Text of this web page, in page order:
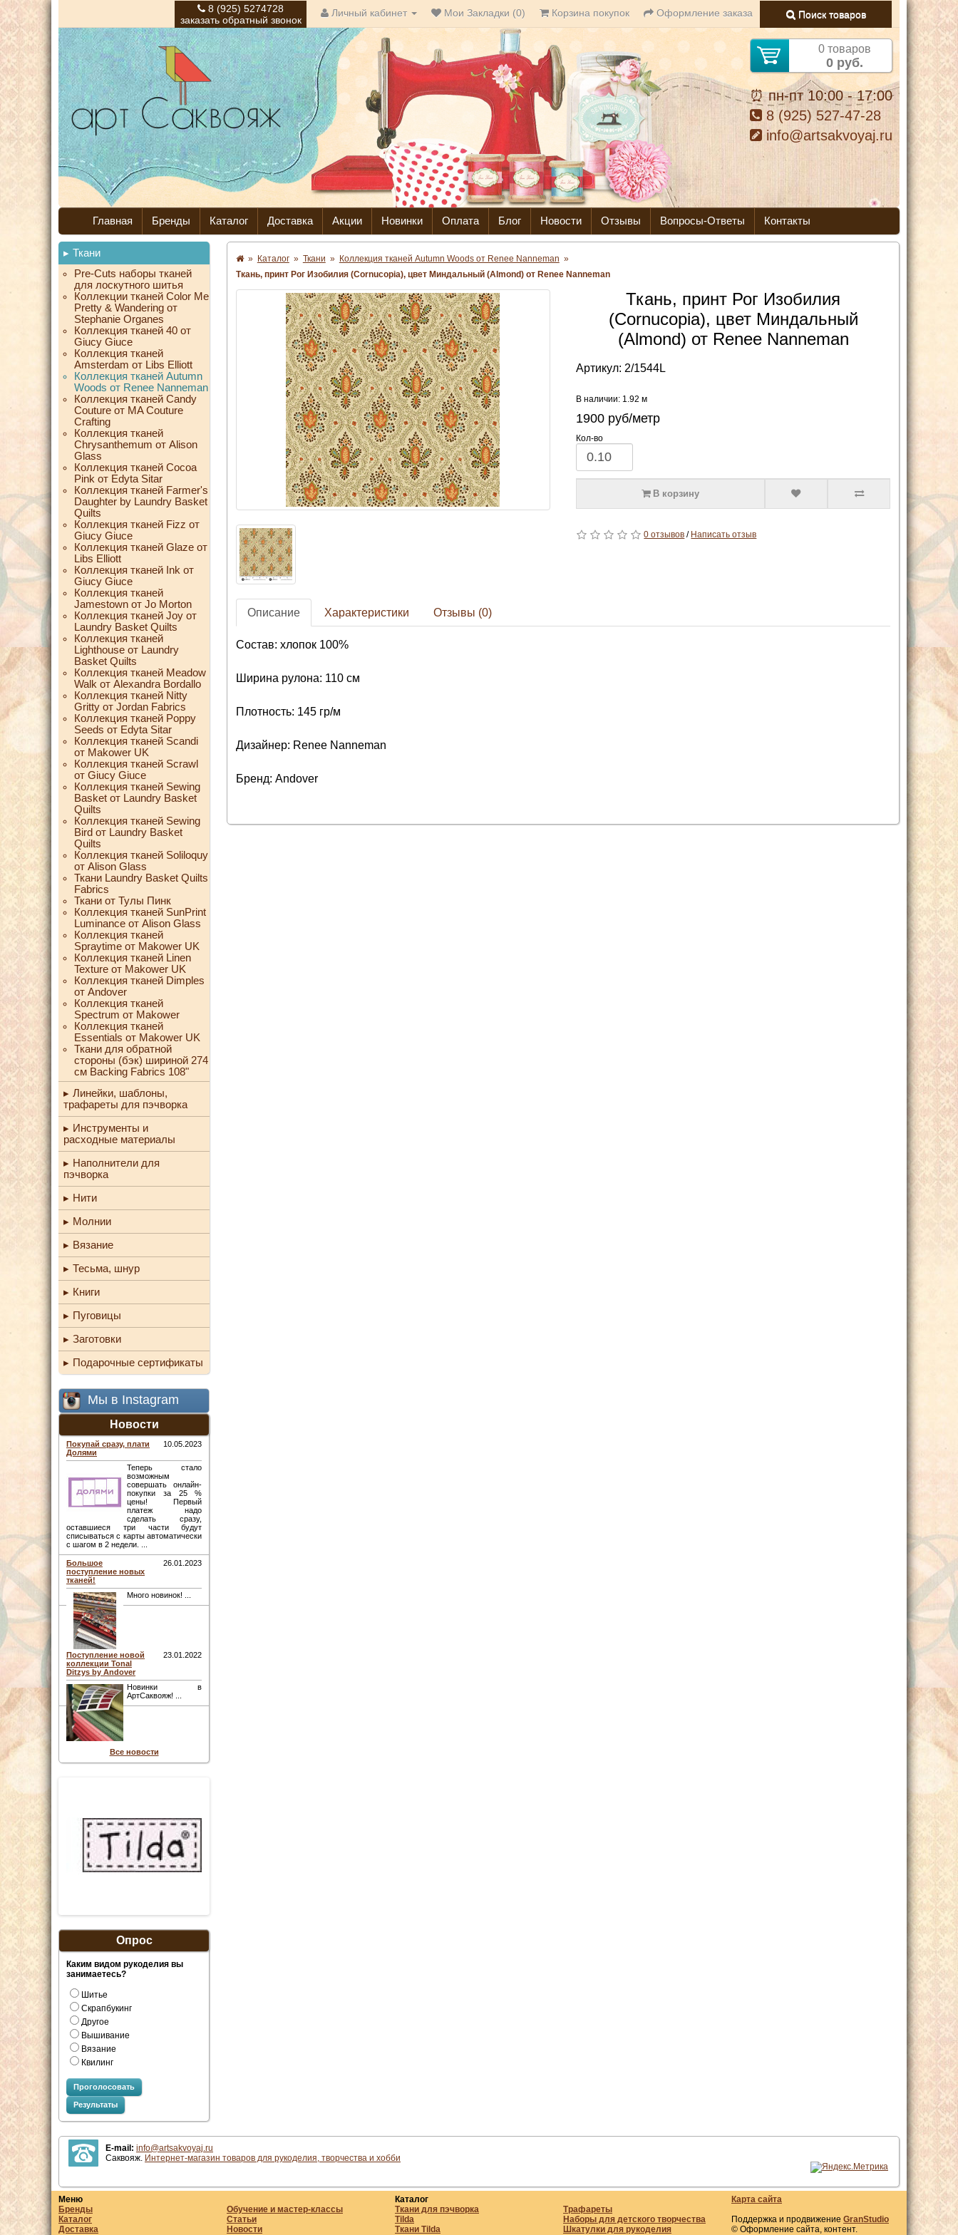
8 (925) 5274728
заказать обратный звонок
Личный кабинет Мои Закладки (0) Корзина покупок Оформление заказа Поиск товаров
0 товаров
0 руб.
⏰ пн-пт 10:00 - 17:00
8 (925) 527-47-28
info@artsakvoyaj.ru
Главная Бренды Каталог Доставка Акции Новинки Оплата Блог Новости Отзывы Вопросы-Ответы Контакты
Ткани
Pre-Cuts наборы тканей
для лоскутного шитья
Коллекции тканей Color Me
Pretty & Wandering от
Stephanie Organes
Коллекция тканей 40 от
Giucy Giuce
Коллекция тканей
Amsterdam от Libs Elliott
Коллекция тканей Autumn
Woods от Renee Nanneman
Коллекция тканей Candy
Couture от MA Couture
Crafting
Коллекция тканей
Chrysanthemum от Alison
Glass
Коллекция тканей Cocoa
Pink от Edyta Sitar
Коллекция тканей Farmer's
Daughter by Laundry Basket
Quilts
Коллекция тканей Fizz от
Giucy Giuce
Коллекция тканей Glaze от
Libs Elliott
Коллекция тканей Ink от
Giucy Giuce
Коллекция тканей
Jamestown от Jo Morton
Коллекция тканей Joy от
Laundry Basket Quilts
Коллекция тканей
Lighthouse от Laundry
Basket Quilts
Коллекция тканей Meadow
Walk от Alexandra Bordallo
Коллекция тканей Nitty
Gritty от Jordan Fabrics
Коллекция тканей Poppy
Seeds от Edyta Sitar
Коллекция тканей Scandi
от Makower UK
Коллекция тканей Scrawl
от Giucy Giuce
Коллекция тканей Sewing
Basket от Laundry Basket
Quilts
Коллекция тканей Sewing
Bird от Laundry Basket
Quilts
Коллекция тканей Soliloquy
от Alison Glass
Ткани Laundry Basket Quilts
Fabrics
Ткани от Тулы Пинк
Коллекция тканей SunPrint
Luminance от Alison Glass
Коллекция тканей
Spraytime от Makower UK
Коллекция тканей Linen
Texture от Makower UK
Коллекция тканей Dimples
от Andover
Коллекция тканей
Spectrum от Makower
Коллекция тканей
Essentials от Makower UK
Ткани для обратной
стороны (бэк) шириной 274
см Backing Fabrics 108"
Линейки, шаблоны,
трафареты для пэчворка
Инструменты и
расходные материалы
Наполнители для
пэчворка
Нити
Молнии
Вязание
Тесьма, шнур
Книги
Пуговицы
Заготовки
Подарочные сертификаты
Мы в Instagram
Новости
Покупай сразу, плати
Долями
10.05.2023
Теперь стало
возможным
совершать онлайн-
покупки за 25 %
цены! Первый
платеж надо
сделать сразу,
оставшиеся три части будут
списываться с карты автоматически
с шагом в 2 недели. ...
Большое
поступление новых
тканей!
26.01.2023
Много новинок! ...
Поступление новой
коллекции Tonal
Ditzys by Andover
23.01.2022
Новинки в
АртСаквояж! ...
Все новости
Опрос
Каким видом рукоделия вы
занимаетесь?
Шитье
Скрапбукинг
Другое
Вышивание
Вязание
Квилинг
Проголосовать
Результаты
» Каталог » Ткани » Коллекция тканей Autumn Woods от Renee Nanneman »
Ткань, принт Рог Изобилия (Cornucopia), цвет Миндальный (Almond) от Renee Nanneman
Ткань, принт Рог Изобилия
(Cornucopia), цвет Миндальный
(Almond) от Renee Nanneman
Артикул: 2/1544L
В наличии: 1.92 м
1900 руб/метр
Кол-во
В корзину
0 отзывов / Написать отзыв
Описание Характеристики Отзывы (0)
Состав: хлопок 100%
Ширина рулона: 110 см
Плотность: 145 гр/м
Дизайнер: Renee Nanneman
Бренд: Andover
E-mail: info@artsakvoyaj.ru
Саквояж. Интернет-магазин товаров для рукоделия, творчества и хобби
Меню
Бренды
Каталог
Доставка
Обучение и мастер-классы
Статьи
Новости
Каталог
Ткани для пэчворка
Tilda
Ткани Tilda
Трафареты
Наборы для детского творчества
Шкатулки для рукоделия
Карта сайта
Поддержка и продвижение GranStudio
© Оформление сайта, контент.